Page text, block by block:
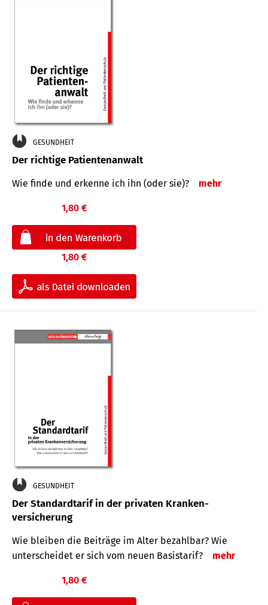
GESUNDHEIT
Der richtige Patientenanwalt
Wie finde und erkenne ich ihn (oder sie)? mehr
1,80 €
1,80 €
GESUNDHEIT
Der Standard­tarif in der privaten Kranken­
versicherung
Wie bleiben die Beiträge im Alter bezahlbar? Wie
unterscheidet er sich vom neuen Basistarif?
mehr
1,80 €